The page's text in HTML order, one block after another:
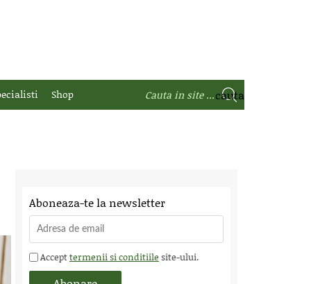
Shop
Aboneaza-te la newsletter
Accepttermenii si conditiile site-ului.